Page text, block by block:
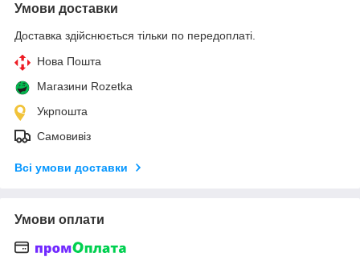
Умови доставки
Доставка здійснюється тільки по передоплаті.
Нова Пошта
Магазини Rozetka
Укрпошта
Самовивіз
Всі умови доставки
Умови оплати